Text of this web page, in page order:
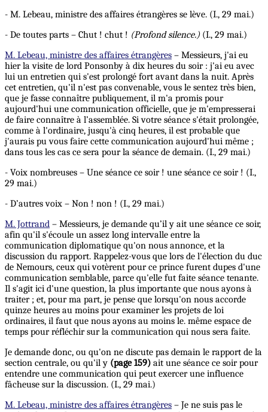
- M. Lebeau, ministre des affaires étrangères se lève. (I., 29 mai.)
- De toutes parts – Chut ! chut ! (Profond silence.)(I., 29 mai.)
M. Lebeau, ministre des affaires étrangères – Messieurs, j'ai eu
hier la visite de lord Ponsonby à dix heures du soir : j'ai eu avec
lui un entretien qui s'est prolongé fort avant dans la nuit. Après
cet entretien, qu'il n'est pas convenable, vous le sentez très bien,
que je fasse connaître publiquement, il m'a promis pour
aujourd'hui une communication officielle, que je m'empresserai
de faire connaître à l’assemblée. Si votre séance s'était prolongée,
comme à l'ordinaire, jusqu'à cinq heures, il est probable que
j'aurais pu vous faire cette communication aujourd'hui même ;
dans tous les cas ce sera pour la séance de demain. (I., 29 mai.)
- Voix nombreuses – Une séance ce soir ! une séance ce soir ! (I.,
29 mai.)
- D’autres voix – Non ! non ! (I., 29 mai.)
M. Jottrand – Messieurs, je demande qu’il y ait une séance ce soir,
afin qu'il s'écoule un assez long intervalle entre la
communication diplomatique qu'on nous annonce, et la
discussion du rapport. Rappelez-vous que lors de l'élection du duc
de Nemours, ceux qui votèrent pour ce prince furent dupes d'une
communication semblable, parce qu'elle fut faite séance tenante.
Il s'agit ici d'une question, la plus importante que nous ayons à
traiter ; et, pour ma part, je pense que lorsqu'on nous accorde
quinze heures au moins pour examiner les projets de loi
ordinaires, il faut que nous ayons au moins le. même espace de
temps pour réfléchir sur la communication qui nous sera faite.
Je demande donc, ou qu'on ne discute pas demain le rapport de la
section centrale, ou qu'il y (page 159) ait une séance ce soir pour
entendre une communication qui peut exercer une influence
fâcheuse sur la discussion. (I., 29 mai.)
M. Lebeau, ministre des affaires étrangères – Je ne suis pas le